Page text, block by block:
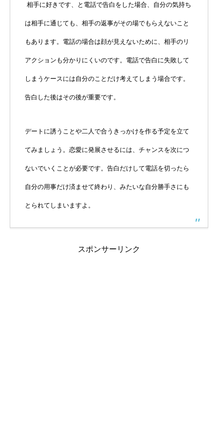
相手に好きです、と電話で告白をした場合、自分の気持ち
は相手に通じても、相手の返事がその場でもらえないこと
もあります。電話の場合は顔が見えないために、相手のリ
アクションも分かりにくいのです。電話で告白に失敗して
しまうケースには自分のことだけ考えてしまう場合です。
告白した後はその後が重要です。
デートに誘うことや二人で合うきっかけを作る予定を立て
てみましょう。恋愛に発展させるには、チャンスを次につ
ないでいくことが必要です。告白だけして電話を切ったら
自分の用事だけ済ませて終わり、みたいな自分勝手さにも
とられてしまいますよ。
スポンサーリンク